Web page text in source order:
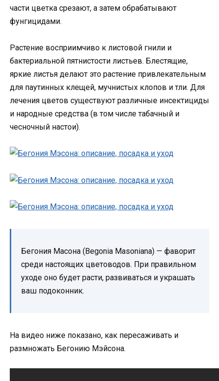
части цветка срезают, а затем обрабатывают
фунгицидами.
Растение восприимчиво к листовой гнили и
бактериальной пятнистости листьев. Блестящие,
яркие листья делают это растение привлекательным
для паутинных клещей, мучнистых клопов и тли. Для
лечения цветов существуют различные инсектициды
и народные средства (в том числе табачный и
чесночный настои).
Бегония Масона (Begonia Masoniana) — фаворит
среди настоящих цветоводов. При правильном
уходе оно будет расти, развиваться и украшать
ваш подоконник.
На видео ниже показано, как пересаживать и
размножать Бегонию Мэйсона.